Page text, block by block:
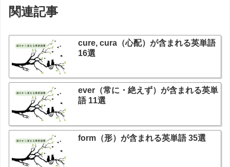
関連記事
cure, cura（心配）が含まれる英単語
16選
ever（常に・絶えず）が含まれる英単
語 11選
form（形）が含まれる英単語 35選